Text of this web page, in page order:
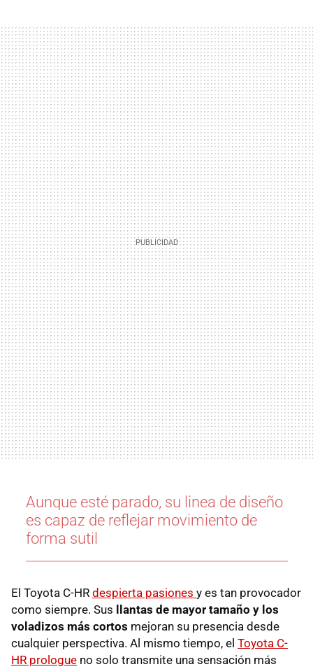
Aunque esté parado, su linea de diseño
es capaz de reflejar movimiento de
forma sutil
El Toyota C-HR despierta pasiones y es tan provocador
como siempre. Sus
llantas de mayor tamaño y los
voladizos más cortos mejoran su presencia desde
cualquier perspectiva. Al mismo tiempo, el Toyota C-
HR prologue no solo transmite una sensación más